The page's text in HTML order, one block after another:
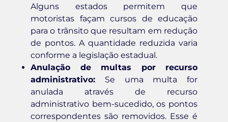
Alguns estados permitem que
motoristas façam cursos de educação
para o trânsito que resultam em redução
de pontos. A quantidade reduzida varia
conforme a legislação estadual.
Anulação de multas por recurso
administrativo: Se uma multa for
anulada através de recurso
administrativo bem-sucedido, os pontos
correspondentes são removidos. Esse é